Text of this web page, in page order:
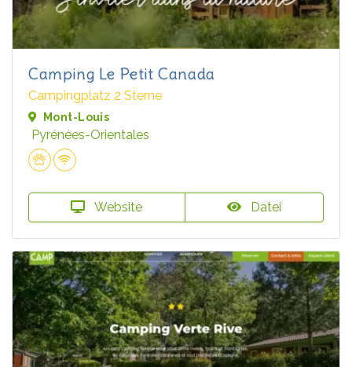
Camping Le Petit Canada
Campingplatz 2 Sterne
Mont-Louis
Pyrénées-Orientales
Website Datei